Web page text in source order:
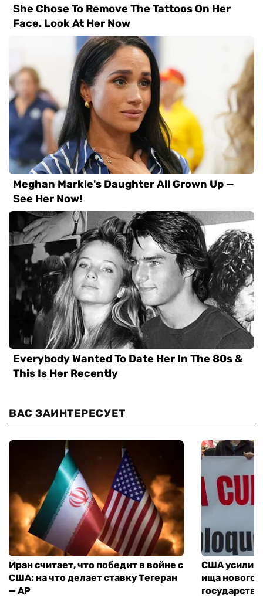
ВАС ЗАИНТЕРЕСУЕТ
Иран считает, что победит в войне с
США: на что делает ставку Тегеран
— AP
США
ища нового